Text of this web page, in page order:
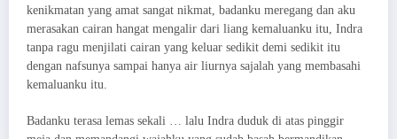
kenikmatan yang amat sangat nikmat, badanku meregang dan aku
merasakan cairan hangat mengalir dari liang kemaluanku itu, Indra
tanpa ragu menjilati cairan yang keluar sedikit demi sedikit itu
dengan nafsunya sampai hanya air liurnya sajalah yang membasahi
kemaluanku itu.
Badanku terasa lemas sekali … lalu Indra duduk di atas pinggir